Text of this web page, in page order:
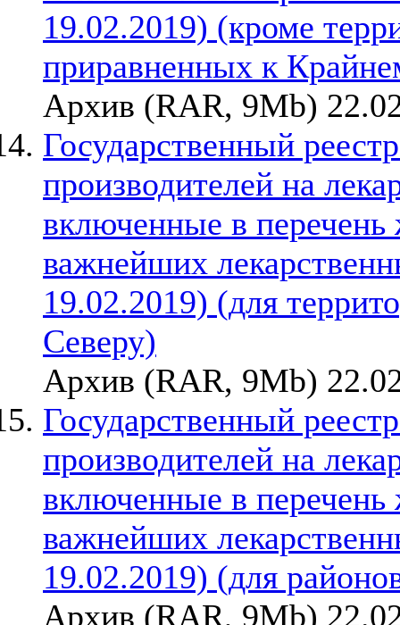
19.02.2019) (кроме
приравненных к
Архив (RAR, 9Mb)
Государственный
производителей на
включенные в
важнейших
19.02.2019) (для
Северу)
Архив (RAR, 9Mb)
Государственный
производителей на
включенные в
важнейших
19.02.2019) (для
Архив (RAR, 9Mb)